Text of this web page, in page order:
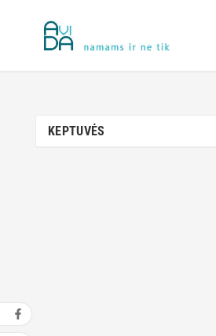
KEPTUVĖS